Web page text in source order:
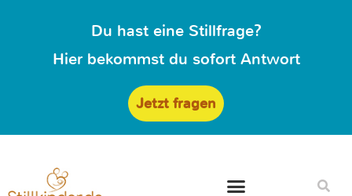
Du hast eine Stillfrage?
Hier bekommst du sofort Antwort
Jetzt fragen